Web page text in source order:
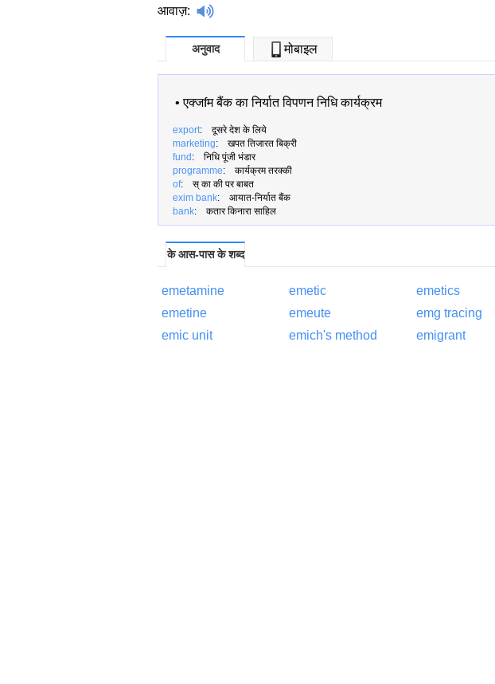
आवाज़:
अनुवाद मोबाइल
•एक्जfम बैंक का निर्यात विपणन निधि कार्यक्रम
export: दूसरे देश के लिये
marketing: खपत तिजारत बिक्री
fund: निधि पूंजी भंडार
programme: कार्यक्रम तरक्की
of: स् का की पर बाबत
exim bank: आयात-निर्यात बैंक
bank: कतार किनारा साहिल
के आस-पास के शब्द
emetamine emetic
emetics
emetine
emeute
emg tracing
emic unit
emich's method emigrant